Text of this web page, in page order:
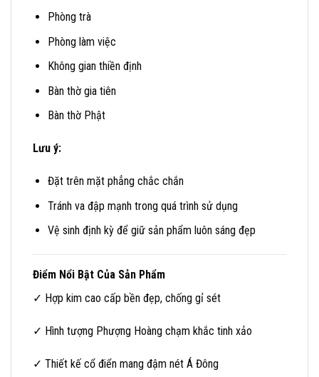
Phòng trà
Phòng làm việc
Không gian thiền định
Bàn thờ gia tiên
Bàn thờ Phật
Lưu ý:
Đặt trên mặt phẳng chắc chắn
Tránh va đập mạnh trong quá trình sử dụng
Vệ sinh định kỳ để giữ sản phẩm luôn sáng đẹp
Điểm Nổi Bật Của Sản Phẩm
✓ Hợp kim cao cấp bền đẹp, chống gỉ sét
✓ Hình tượng Phượng Hoàng chạm khắc tinh xảo
✓ Thiết kế cổ điển mang đậm nét Á Đông